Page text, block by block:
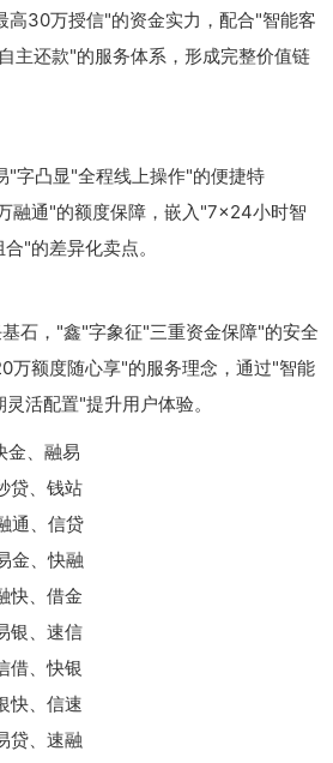
高30万授信"的资金实力，配合"智能客
主还款"的服务体系，形成完整价值链
"字凸显"全程线上操作"的便捷特
融通"的额度保障，嵌入"7×24小时智
"的差异化卖点。
石，"鑫"字象征"三重资金保障"的安全
万额度随心享"的服务理念，通过"智能
活配置"提升用户体验。
金、融易
贷、钱站
通、信贷
金、快融
快、借金
银、速信
借、快银
快、信速
贷、速融